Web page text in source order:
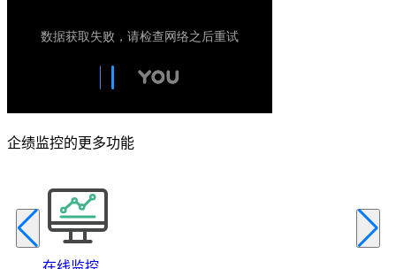
企绩监控的更多功能